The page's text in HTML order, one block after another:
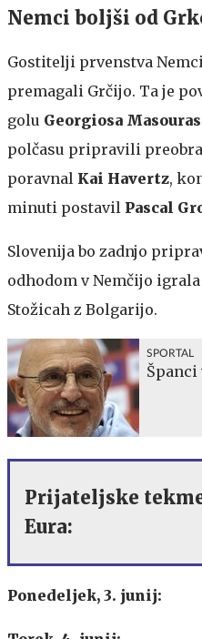
Nemci boljši od
Gostitelji prvenstva
premagali Grčijo. Ta je
golu Georgiosa
polčasu pripravili
poravnal Kai Havertz,
minuti postavil Pascal
Slovenija bo zadnjo
odhodom v Nemčijo igrala
Stožicah z Bolgarijo.
SPORTAL
Španci
Prijateljske
Eura:
Ponedeljek, 3. junij: